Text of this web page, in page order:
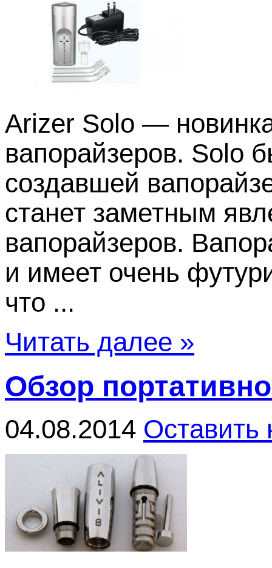
Arizer Solo —
вапорайзеров. Solo
создавшей
станет заметным
вапорайзеров.
и имеет очень
что ...
Читать далее »
Обзор
04.08.2014 Оставить